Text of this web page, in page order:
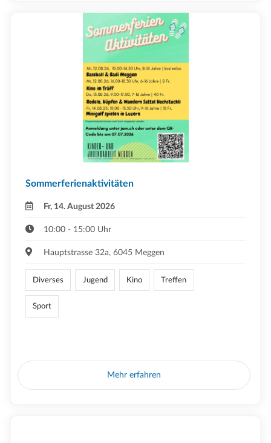
Sommerferienaktivitäten
Fr, 14. August 2026
10:00 - 15:00 Uhr
Hauptstrasse 32a, 6045 Meggen
Diverses Jugend Kino Treffen
Sport
Mehr erfahren